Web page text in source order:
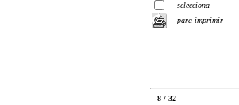
selecciona
para imprimir
8 / 32